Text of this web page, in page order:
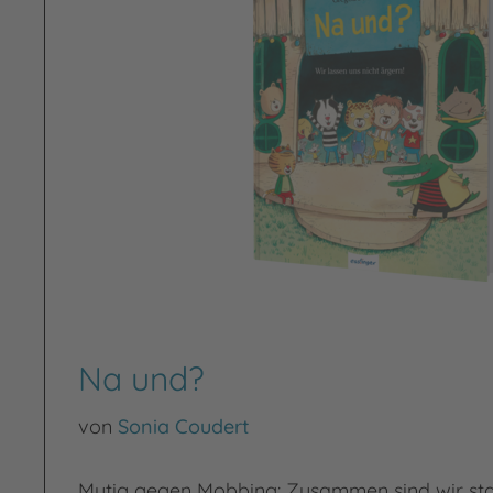
Na und?
von Sonia Coudert